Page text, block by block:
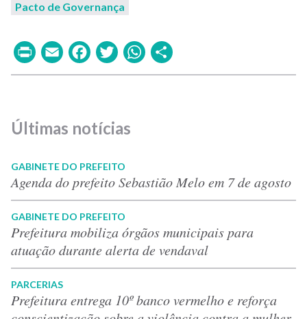
Pacto de Governança
PrintEmailFacebook
TwitterWhatsApp
Últimas notícias
GABINETE DO PREFEITO
Agenda do prefeito Sebastião Melo em 7 de agosto
GABINETE DO PREFEITO
Prefeitura mobiliza órgãos municipais para
atuação durante alerta de vendaval
PARCERIAS
Prefeitura entrega 10º banco vermelho e reforça